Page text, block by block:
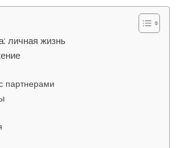
личная жизнь
партнерами